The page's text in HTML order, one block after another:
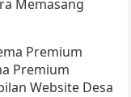
Memasang
Premium
Premium
Website Desa